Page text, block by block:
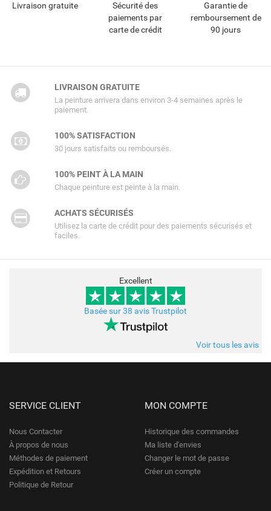
Livraison gratuite
Sécurité des
paiements par
carte de crédit
Garantie de
remboursement de
90 jours
LIVRAISON GRATUITE
La peinture arrivera dans environ 3-4 semaines après le
paiement.
100% SATISFACTION
30 jours satisfaits ou remboursés.
100% PEINT À LA MAIN
Chaque peinture est peinte à la main.
ACHATS SÉCURISÉS
Utilisez la carte de crédit pour des paiements sécurisés et
faciles.
Excellent
Basée sur 38 avis Trustpilot
Voir tous les avis
SERVICE CLIENT
Nous Contacter
À propos de nous
Méthodes de paiement
Expédition et Retours
Politique de Retour
MON COMPTE
Historique des commandes
Ma liste d'envies
Changer le mot de passe
Créer un compte